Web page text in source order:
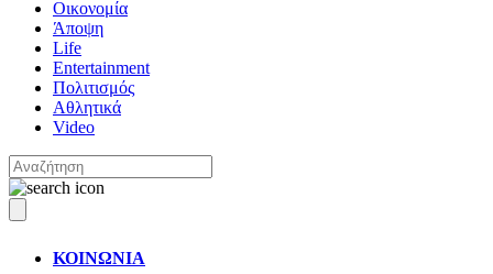
Οικονομία
Άποψη
Life
Entertainment
Πολιτισμός
Αθλητικά
Video
ΚΟΙΝΩΝΙΑ